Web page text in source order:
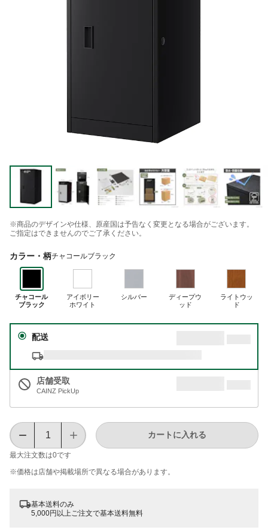
※商品のデザインや仕様、原産国は予告なく変更となる場合がございます。
ご指定はできませんのでご了承ください。
カラー・柄チャコールブラック
チャコール
ブラック
アイボリー
ホワイト
シルバー
ディープウ
ッド
ライトウッ
ド
配送
店舗受取
CAINZ PickUp
最大注文数は0です
カートに入れる
※価格は​店舗や​掲載場所で​異なる​場合が​あります。
基本送料のみ
5,000円以上ご注文で基本送料無料